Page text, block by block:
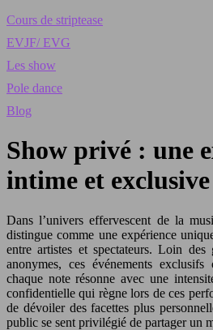
Cours de striptease
EVJF/ EVG
Les show
Pole dance
Blog
Show privé : une
intime et exclusive
Dans l’univers effervescent de la
distingue comme une expérience
entre artistes et spectateurs. Loin des
anonymes, ces événements
chaque note résonne avec une
confidentielle qui règne lors de ces
de dévoiler des facettes plus
public se sent privilégié de partager un